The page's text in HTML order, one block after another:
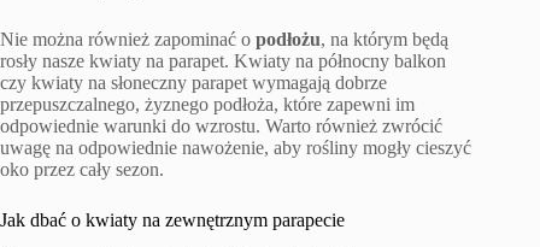
Nie można również zapominać o podłożu, na którym będą
rosły nasze kwiaty na parapet. Kwiaty na północny balkon
czy kwiaty na słoneczny parapet wymagają dobrze
przepuszczalnego, żyznego podłoża, które zapewni im
odpowiednie warunki do wzrostu. Warto również zwrócić
uwagę na odpowiednie nawożenie, aby rośliny mogły cieszyć
oko przez cały sezon.
Jak dbać o kwiaty na zewnętrznym parapecie